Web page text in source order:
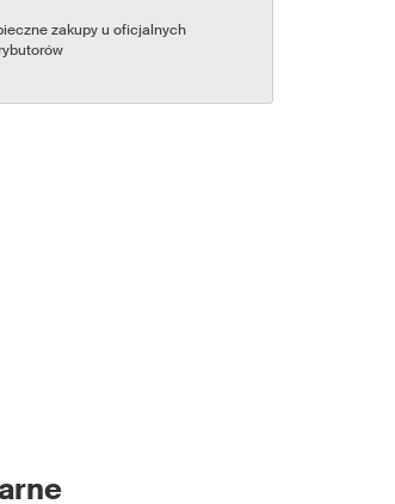
zakupy u oficjalnych